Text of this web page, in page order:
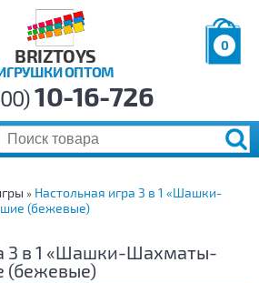
BRIZTOYS
ОПТОМ
0
р.
10-16-726
» Настольная игра 3 в 1 «Шашки-
(бежевые)
3 в 1 «Шашки-Шахматы-
(бежевые)